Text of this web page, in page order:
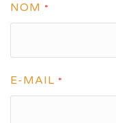
NOM *
E-MAIL *